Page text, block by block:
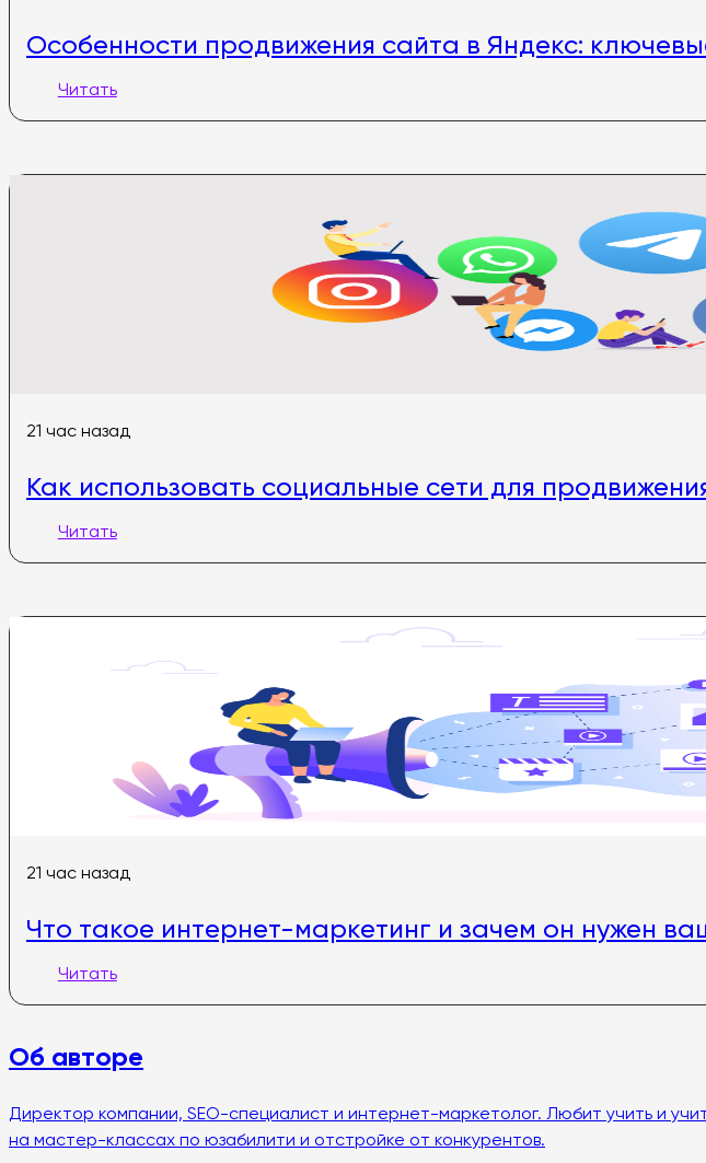
Особенности продвижения сайта в Яндекс:
Читать
21 час назад
Как использовать социальные сети для
Читать
21 час назад
Что такое интернет-маркетинг и зачем он нужен
Читать
Об авторе
Директор компании, SEO-специалист и интернет-маркетолог. Любит учить и
на мастер-классах по юзабилити и отстройке от конкурентов.